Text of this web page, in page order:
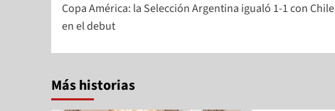
Copa América: la Selección Argentina igualó 1-1 con Chile
en el debut
Más historias